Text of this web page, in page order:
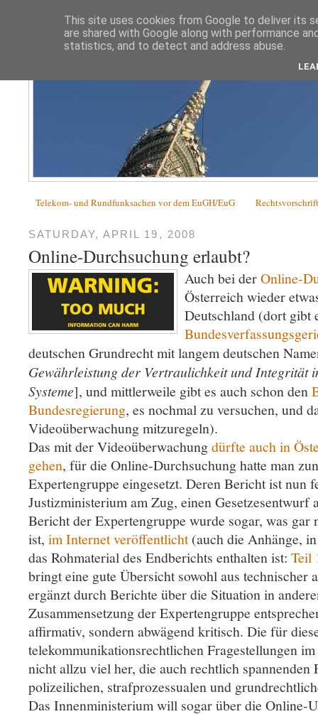
Telekom- und Rundfunksachen vor dem EuGH/EuG
SATURDAY, APRIL 19, 2008
Online-Durchsuchung erlaubt?
Auch bei derOnline-
Österreich wieder
Deutschland (dort gibt
deutschen Grundrecht mit langem deutschen
Gewährleistung der Vertraulichkeit und Integrität
Systeme], und mittlerweile gibt es auch schon den
Bundesregierung, es nochmal zu versuchen, und
Videoüberwachung mitzuregeln).
Das mit der Videoüberwachungdürfte auch in
gehen, für die Online-Durchsuchung hatte man
Expertengruppe eingesetzt. Deren Bericht ist nun
Justizministerium am Zug, einen Gesetzesentwurf
Bericht der Expertengruppe wurde sogar, was gar
ist, im Internet veröffentlicht(auch die Anhänge,
das Rohmaterial des Endberichts enthalten ist: Teil
bringt eine gute Übersicht sowohl aus technischer
ergänzt durch Berichte über die Situation in
Zusammensetzung der Expertengruppe
affirmativ, sondern abwägend kritisch. Die für
telekommunikationsrechtlichen Fragestellungen
nicht allzu viel her, die auch rechtlich spannenden
polizeilichen, strafprozessualen und
Das Innenministerium will sogar über die Online-
This site uses cookies from Google to deliver its
are shared with Google along with performance
statistics, and to detect and address abuse.